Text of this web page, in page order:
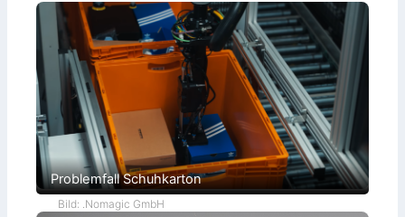
Problemfall Schuhkarton
Bild: .Nomagic GmbH